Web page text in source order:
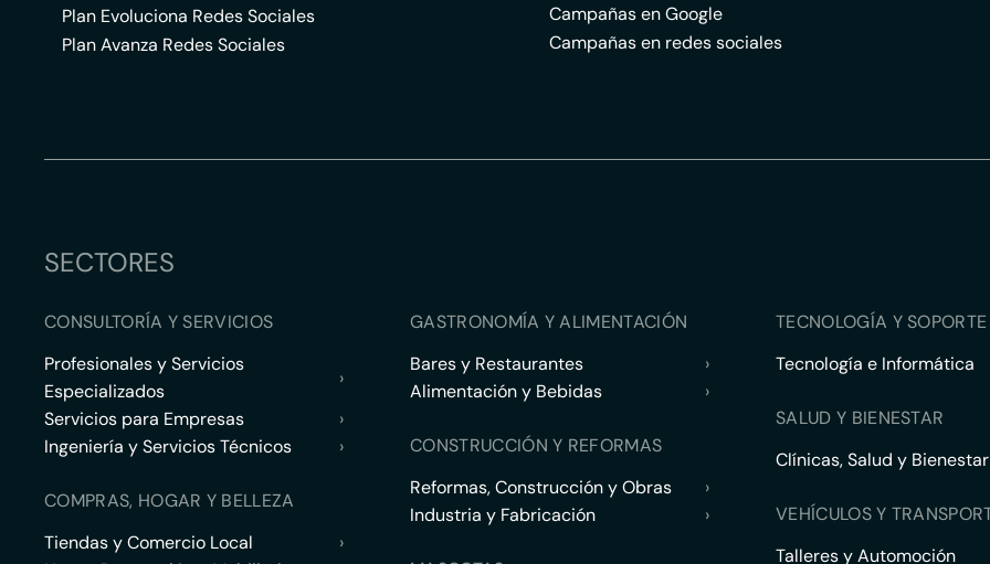
Plan Evoluciona Redes Sociales
Plan Avanza Redes Sociales
Campañas en Google
Campañas en redes sociales
SECTORES
CONSULTORÍA Y SERVICIOS
Profesionales y Servicios
Especializados
›
Servicios para Empresas
›
Ingeniería y Servicios Técnicos
›
COMPRAS, HOGAR Y BELLEZA
Tiendas y Comercio Local
›
GASTRONOMÍA Y ALIMENTACIÓN
Bares y Restaurantes
›
Alimentación y Bebidas
›
CONSTRUCCIÓN Y REFORMAS
Reformas, Construcción y Obras
›
Industria y Fabricación
›
TECNOLOGÍA Y
Tecnología e Informática
SALUD Y BIENESTAR
Clínicas, Salud y Bienestar
VEHÍCULOS Y
Talleres y Automoción